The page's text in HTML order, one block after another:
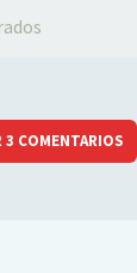
3 COMENTARIOS